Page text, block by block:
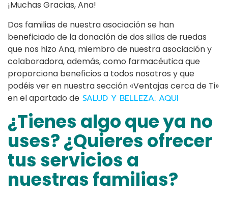
¡Muchas Gracias, Ana!
Dos familias de nuestra asociación se han
beneficiado de la donación de dos sillas de ruedas
que nos hizo Ana, miembro de nuestra asociación y
colaboradora, además, como farmacéutica que
proporciona beneficios a todos nosotros y que
podéis ver en nuestra sección «Ventajas cerca de Ti»
en el apartado de SALUD Y BELLEZA: AQUI
¿Tienes algo que ya no
uses? ¿Quieres ofrecer
tus servicios a
nuestras familias?